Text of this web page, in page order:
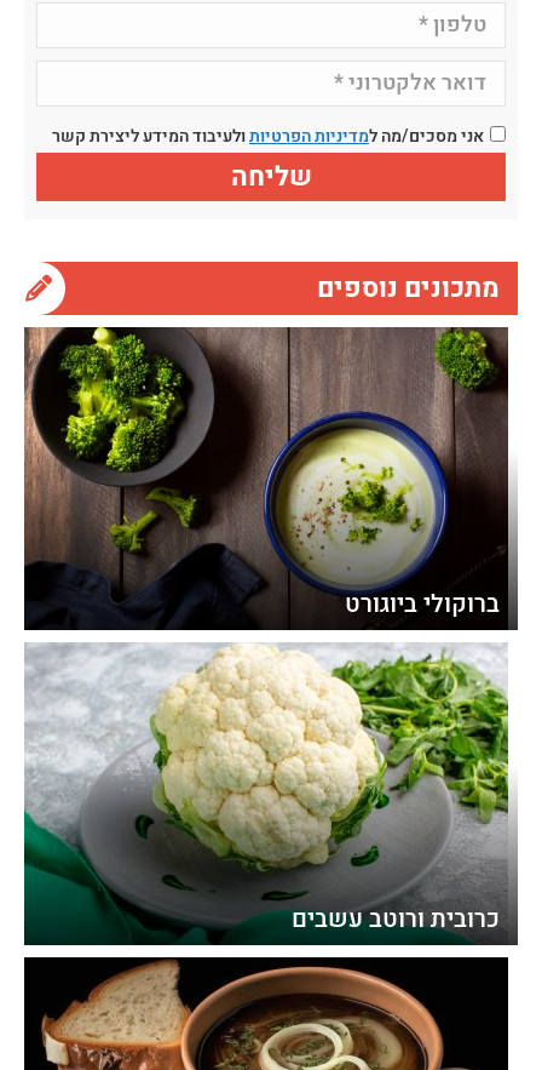
אני מסכים/מה למדיניות הפרטיותולעיבוד המידע ליצירת קשר
מתכונים נוספים
ברוקולי ביוגורט
כרובית ורוטב עשבים